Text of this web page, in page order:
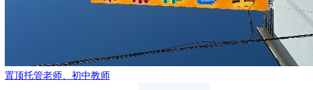
置顶托管老师、初中教师